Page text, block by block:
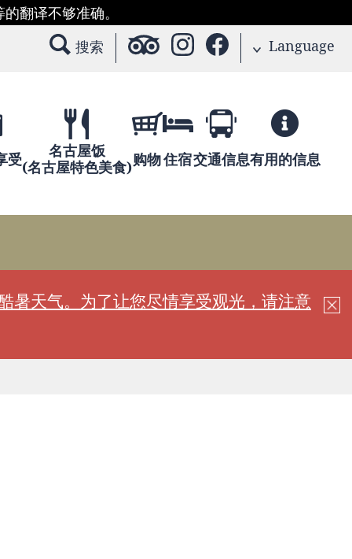
翻译不够准确。
搜索
Language
受
名古屋饭
(名古屋特色美食)购物住宿交通信息有用的信息
暑天气。为了让您尽情享受观光，请注意